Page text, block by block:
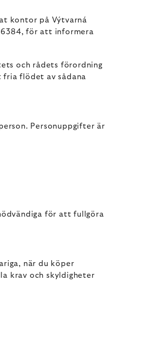
kontor på Výtvarná
6384, för att informera
och rådets förordning
fria flödet av sådana
Personuppgifter är
för att fullgöra
när du köper
krav och skyldigheter